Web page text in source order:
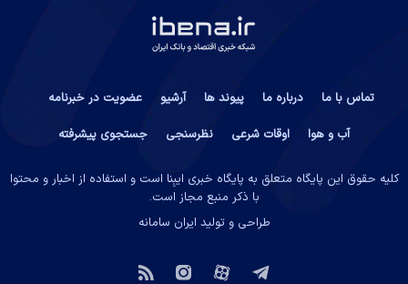
تماس با ما درباره ما پیوند ها آرشیو
عضویت در خبرنامه
آب و هوا
اوقات شرعی نظرسنجی جستجوی پیشرفته
کلیه حقوق این پایگاه متعلق به پایگاه خبری ایبِنا است و استفاده از اخبار و محتوا
با ذکر منبع مجاز است.
طراحی و تولید ایران سامانه